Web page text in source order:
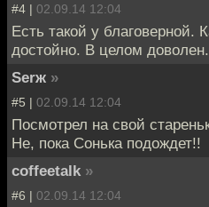
#4 | 02.09.14 12:04
Есть такой у благоверной.
достойно. В целом доволен.
Serж »
#5 | 02.09.14 12:04
Посмотрел на свой
Не, пока Сонька подождет!!
coffeetalk »
#6 | 02.09.14 12:04